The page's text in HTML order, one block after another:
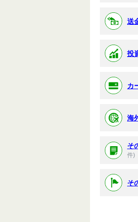
送
投
カ
海
そ
件)
そ